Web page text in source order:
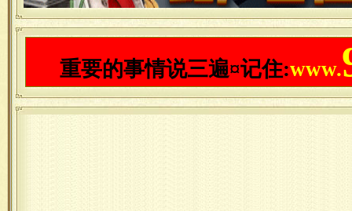
重要的事情说三遍¤记住:www.